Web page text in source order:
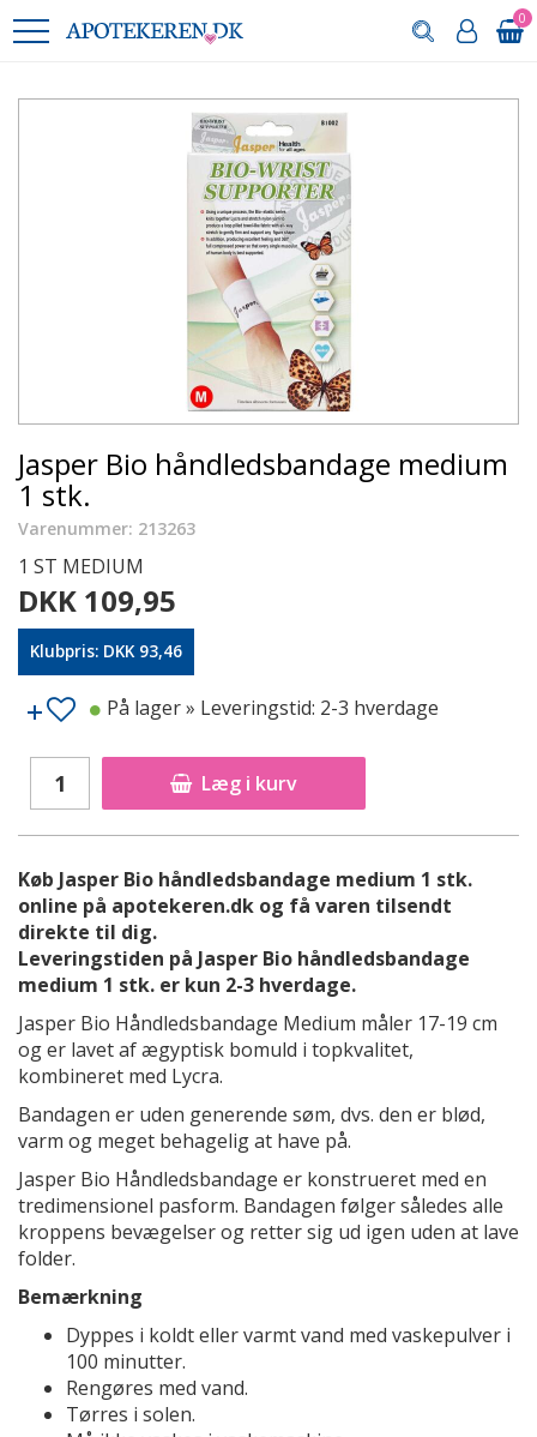
0
Jasper Bio håndledsbandage medium
1 stk.
Varenummer: 213263
1 ST MEDIUM
DKK 109,95
Klubpris: DKK 93,46
Læg i kurv
På lager» Leveringstid: 2-3 hverdage
Køb Jasper Bio håndledsbandage medium 1 stk.
online på apotekeren.dk og få varen tilsendt
direkte til dig.
Leveringstiden på Jasper Bio håndledsbandage
medium 1 stk. er kun 2-3 hverdage.
Jasper Bio Håndledsbandage Medium måler 17-19 cm
og er lavet af ægyptisk bomuld i topkvalitet,
kombineret med Lycra.
Bandagen er uden generende søm, dvs. den er blød,
varm og meget behagelig at have på.
Jasper Bio Håndledsbandage er konstrueret med en
tredimensionel pasform. Bandagen følger således alle
kroppens bevægelser og retter sig ud igen uden at lave
folder.
Bemærkning
Dyppes i koldt eller varmt vand med vaskepulver i
100 minutter.
Rengøres med vand.
Tørres i solen.